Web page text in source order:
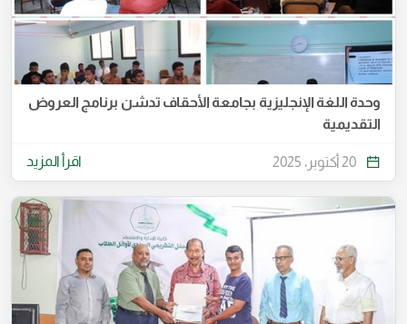
وحدة اللغة الإنجليزية بجامعة الأحقاف تدشن برنامج العروض
التقديمية
20 أكتوبر، 2025 اقرأ المزيد